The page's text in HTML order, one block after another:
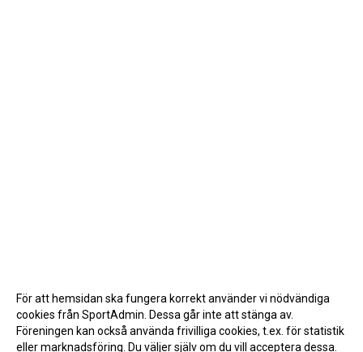
För att hemsidan ska fungera korrekt använder vi nödvändiga
cookies från SportAdmin. Dessa går inte att stänga av.
Föreningen kan också använda frivilliga cookies, t.ex. för statistik
eller marknadsföring. Du väljer själv om du vill acceptera dessa.